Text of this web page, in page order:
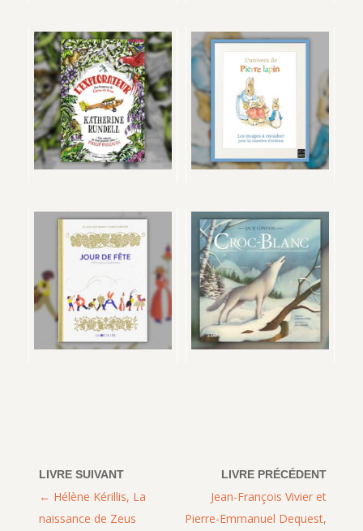
Jean-François Vivier et
Pierre-Emmanuel Dequest,
Hélène Kérillis, La
naissance de Zeus